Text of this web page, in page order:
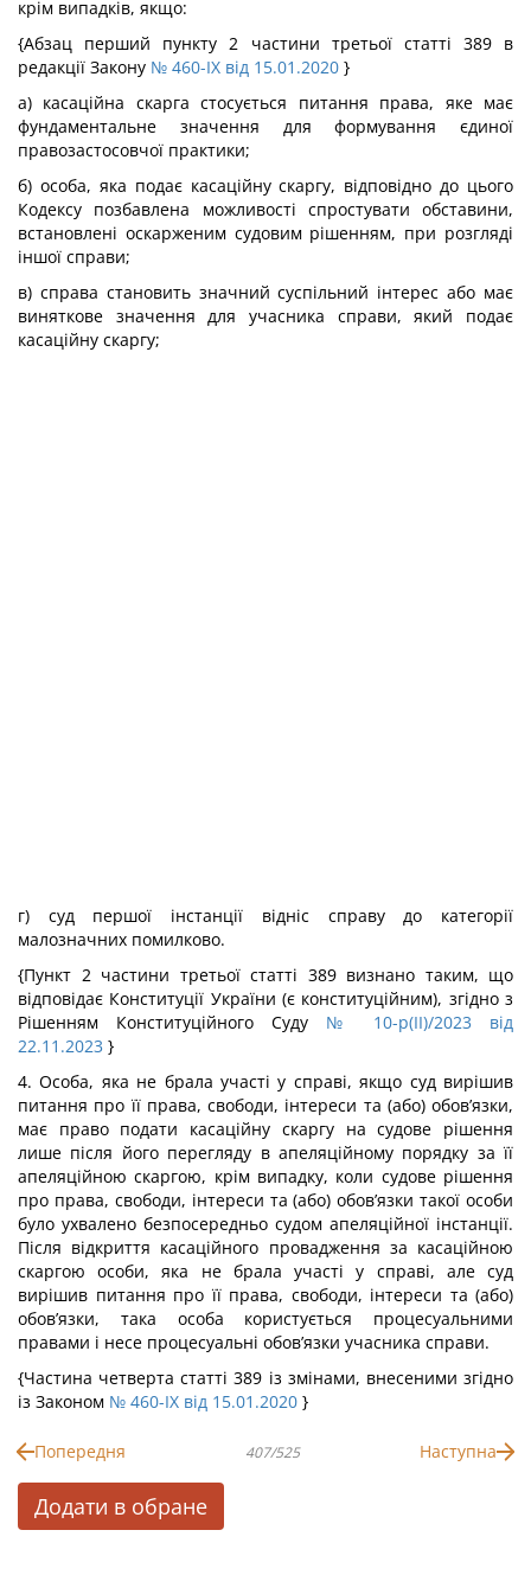
крім випадків, якщо:
{Абзац перший пункту 2 частини третьої статті 389 в
редакції Закону № 460-IX від 15.01.2020 }
а) касаційна скарга стосується питання права, яке має
фундаментальне значення для формування єдиної
правозастосовчої практики;
б) особа, яка подає касаційну скаргу, відповідно до цього
Кодексу позбавлена можливості спростувати обставини,
встановлені оскарженим судовим рішенням, при розгляді
іншої справи;
в) справа становить значний суспільний інтерес або має
виняткове значення для учасника справи, який подає
касаційну скаргу;
г) суд першої інстанції відніс справу до категорії
малозначних помилково.
{Пункт 2 частини третьої статті 389 визнано таким, що
відповідає Конституції України (є конституційним), згідно з
Рішенням Конституційного Суду № 10-р(II)/2023 від
22.11.2023 }
4. Особа, яка не брала участі у справі, якщо суд вирішив
питання про її права, свободи, інтереси та (або) обов’язки,
має право подати касаційну скаргу на судове рішення
лише після його перегляду в апеляційному порядку за її
апеляційною скаргою, крім випадку, коли судове рішення
про права, свободи, інтереси та (або) обов’язки такої особи
було ухвалено безпосередньо судом апеляційної інстанції.
Після відкриття касаційного провадження за касаційною
скаргою особи, яка не брала участі у справі, але суд
вирішив питання про її права, свободи, інтереси та (або)
обов’язки, така особа користується процесуальними
правами і несе процесуальні обов’язки учасника справи.
{Частина четверта статті 389 із змінами, внесеними згідно
із Законом № 460-IX від 15.01.2020 }
Попередня 407/525 Наступна
Додати в обране